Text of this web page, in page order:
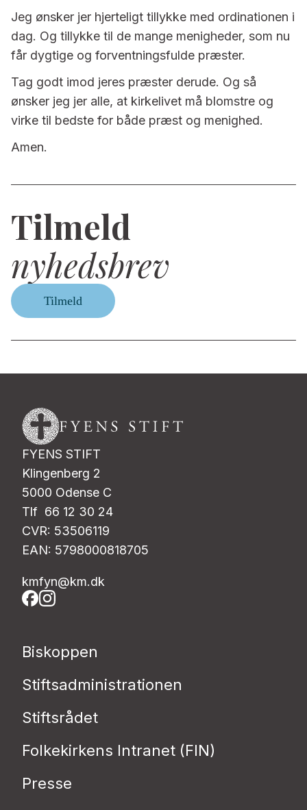
Jeg ønsker jer hjerteligt tillykke med ordinationen i
dag. Og tillykke til de mange menigheder, som nu
får dygtige og forventningsfulde præster.
Tag godt imod jeres præster derude. Og så
ønsker jeg jer alle, at kirkelivet må blomstre og
virke til bedste for både præst og menighed.
Amen.
Tilmeld
nyhedsbrev
Tilmeld
FYENS STIFT
Klingenberg 2
5000 Odense C
Tlf 66 12 30 24
CVR: 53506119
EAN: 5798000818705
kmfyn@km.dk
Biskoppen
Stiftsadministrationen
Stiftsrådet
Folkekirkens Intranet (FIN)
Presse